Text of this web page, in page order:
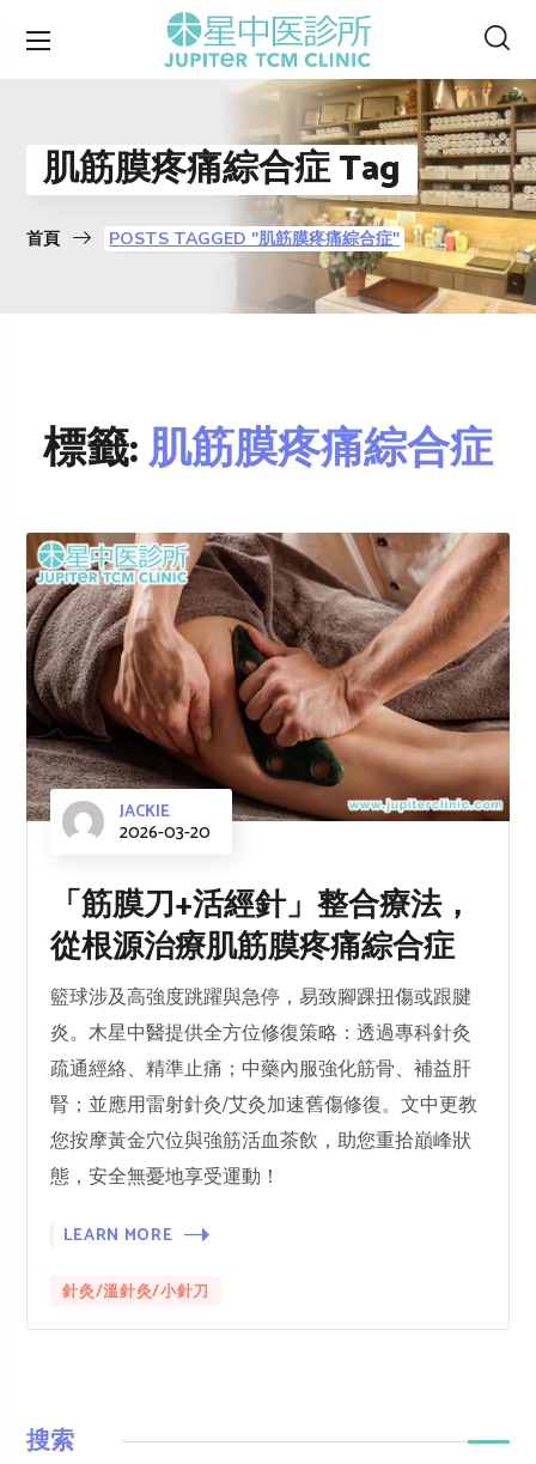
肌筋膜疼痛綜合症 Tag
首頁 POSTS TAGGED "肌筋膜疼痛綜合症"
標籤:肌筋膜疼痛綜合症
JACKIE
2026-03-20
「筋膜刀+活經針」整合療法，
從根源治療肌筋膜疼痛綜合症
籃球涉及高強度跳躍與急停，易致腳踝扭傷或跟腱
炎。木星中醫提供全方位修復策略：透過專科針灸
疏通經絡、精準止痛；中藥內服強化筋骨、補益肝
腎；並應用雷射針灸/艾灸加速舊傷修復。文中更教
您按摩黃金穴位與強筋活血茶飲，助您重拾巔峰狀
態，安全無憂地享受運動！
LEARN MORE
針灸/溫針灸/小針刀
搜索